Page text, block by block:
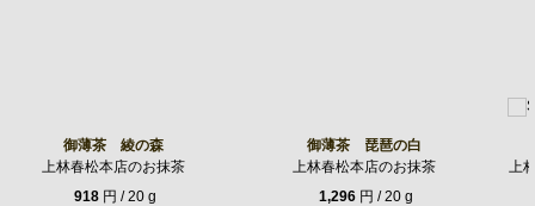
御薄茶 綾の森
上林春松本店のお抹茶
918円 / 20 g
御薄茶 琵琶の白
上林春松本店のお抹茶
1,296円 / 20 g
上